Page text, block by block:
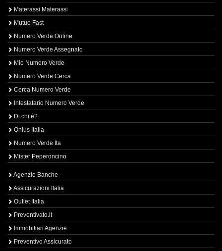
Materassi Materassi
Mutuo Fast
Numero Verde Online
Numero Verde Assegnato
Mio Numero Verde
Numero Verde Cerca
Cerca Numero Verde
Intestatario Numero Verde
Di chi è?
Onlus Italia
Numero Verde Ita
Mister Peperoncino
Agenzie Banche
Assicurazioni Italia
Outlet Italia
Preventivato.it
Immobiliari Agenzie
Preventivo Assicurato